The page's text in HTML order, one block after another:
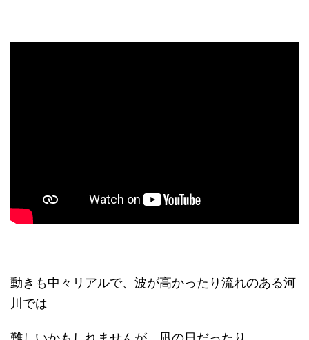
動きも中々リアルで、波が高かったり流れのある河
川では